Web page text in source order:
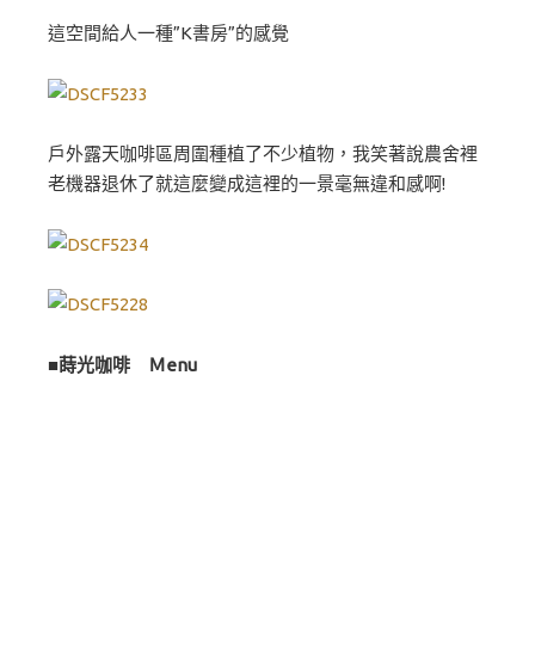
這空間給人一種”K書房”的感覺
戶外露天咖啡區周圍種植了不少植物，我笑著說農舍裡
老機器退休了就這麼變成這裡的一景毫無違和感啊!
■蒔光咖啡 Ｍenu